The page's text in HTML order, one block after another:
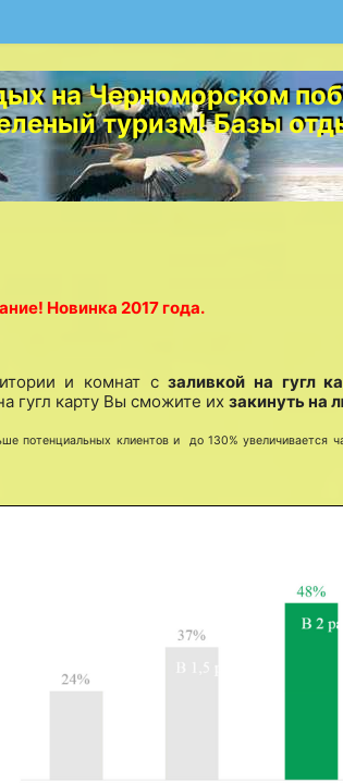
на Черноморском
туризм! Базы
Новинка 2017 года.
и комнат сзаливкой на гугл
гугл карту Вы сможите их закинуть на
потенциальных клиентов и до 130% увеличивается